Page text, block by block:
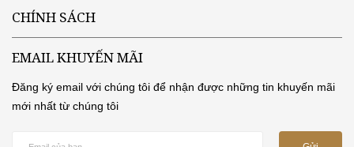
CHÍNH SÁCH
EMAIL KHUYẾN MÃI
Đăng ký email với chúng tôi để nhận được những tin khuyến mãi
mới nhất từ chúng tôi